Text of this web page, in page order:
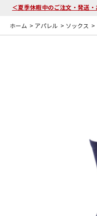
＜夏季休暇中のご注文・発送・
ホーム > アパレル > ソックス >